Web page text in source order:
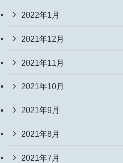
2022年1月
2021年12月
2021年11月
2021年10月
2021年9月
2021年8月
2021年7月